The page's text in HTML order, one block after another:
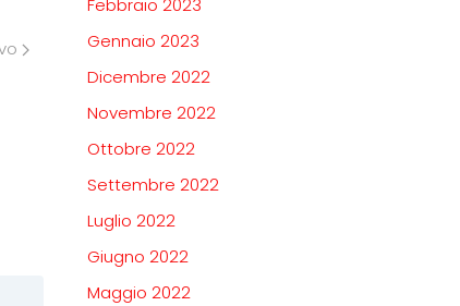
Febbraio 2023
Gennaio 2023
Dicembre 2022
Novembre 2022
Ottobre 2022
Settembre 2022
Luglio 2022
Giugno 2022
Maggio 2022